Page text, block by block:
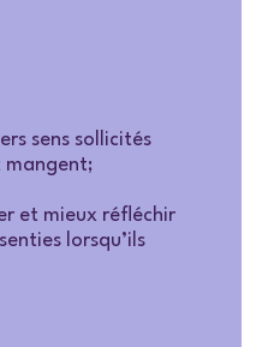
sens sollicités
mangent;
et mieux réfléchir
lorsqu’ils